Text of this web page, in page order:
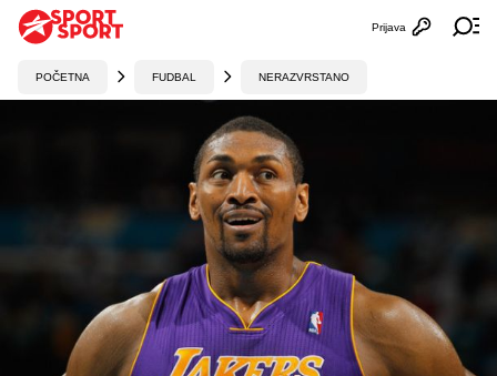
Otvori
Prijava
POČETNA FUDBAL NERAZVRSTANO